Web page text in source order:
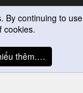
By continuing to
cookies.
thêm.…